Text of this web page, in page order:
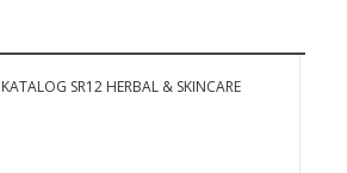
KATALOG SR12 HERBAL & SKINCARE